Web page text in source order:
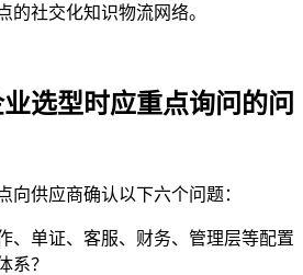
的社交化知识物流网络。
选型时应重点询问的问
向供应商确认以下六个问题：
、单证、客服、财务、管理层等配置
系？